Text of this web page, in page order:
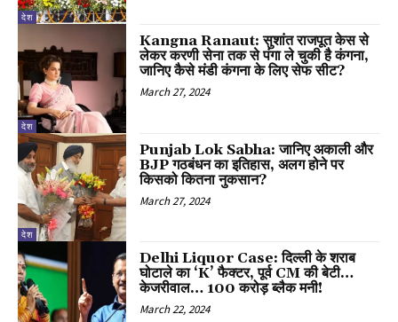
देश
देश
Kangna Ranaut: सुशांत राजपूत केस से
लेकर करणी सेना तक से पंगा ले चुकी है कंगना,
जानिए कैसे मंडी कंगना के लिए सेफ सीट?
March 27, 2024
देश
Punjab Lok Sabha: जानिए अकाली और
BJP गठबंधन का इतिहास, अलग होने पर
किसको कितना नुकसान?
March 27, 2024
Delhi Liquor Case: दिल्ली के शराब
घोटाले का ‘K’ फैक्टर, पूर्व CM की बेटी…
केजरीवाल… 100 करोड़ ब्लैक मनी!
March 22, 2024